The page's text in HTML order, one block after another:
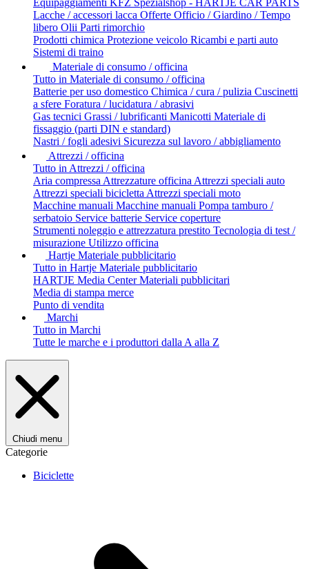
Equipaggiamenti KFZ Spezialshop - HARTJE CAR PARTS
Lacche / accessori lacca Offerte Officio / Giardino / Tempo
libero Olii Parti rimorchio
Prodotti chimica Protezione veicolo Ricambi e parti auto
Sistemi di traino
Materiale di consumo / officina
Tutto in Materiale di consumo / officina
Batterie per uso domestico Chimica / cura / pulizia Cuscinetti
a sfere Foratura / lucidatura / abrasivi
Gas tecnici Grassi / lubrificanti Manicotti Materiale di
fissaggio (parti DIN e standard)
Nastri / fogli adesivi Sicurezza sul lavoro / abbigliamento
Attrezzi / officina
Tutto in Attrezzi / officina
Aria compressa Attrezzature officina Attrezzi speciali auto
Attrezzi speciali bicicletta Attrezzi speciali moto
Macchine manuali Macchine manuali Pompa tamburo /
serbatoio Service batterie Service coperture
Strumenti noleggio e attrezzatura prestito Tecnologia di test /
misurazione Utilizzo officina
Hartje Materiale pubblicitario
Tutto in Hartje Materiale pubblicitario
HARTJE Media Center Materiali pubblicitari
Media di stampa merce
Punto di vendita
Marchi
Tutto in Marchi
Tutte le marche e i produttori dalla A alla Z
Chiudi menu
Categorie
Biciclette